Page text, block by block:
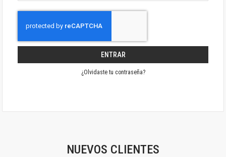
ENTRAR
¿Olvidaste tu contraseña?
NUEVOS CLIENTES